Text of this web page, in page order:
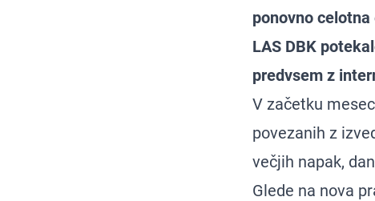
ponovno
LAS DBK
predvsem z
V začetku
povezanih z
večjih napak,
Glede na nova